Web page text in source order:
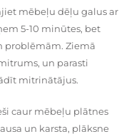
mēbeļu dēļu galus ar
5-10 minūtes, bet
problēmām. Ziemā
un parasti
mitrinātājus.
caur mēbeļu plātnes
un karsta, plāksne